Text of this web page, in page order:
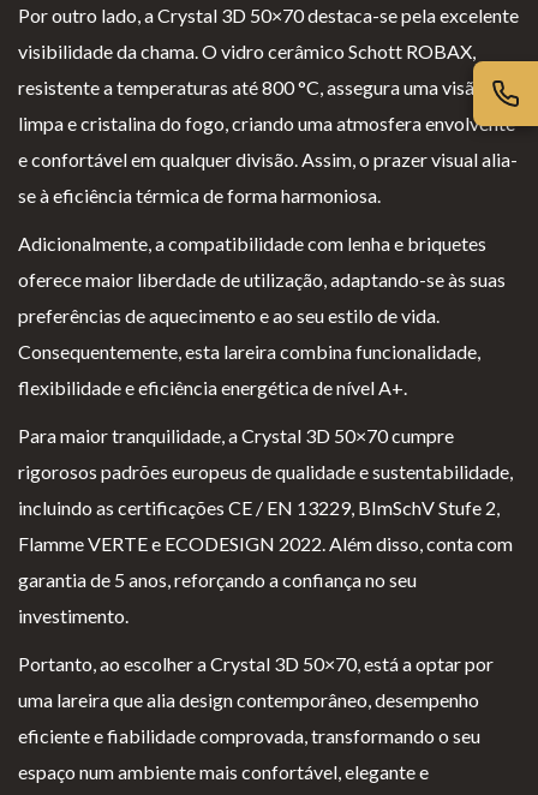
Por outro lado, a Crystal 3D 50×70 destaca-se pela excelente
visibilidade da chama. O vidro cerâmico Schott ROBAX,
resistente a temperaturas até 800 °C, assegura uma visão
limpa e cristalina do fogo, criando uma atmosfera envolvente
e confortável em qualquer divisão. Assim, o prazer visual alia-
se à eficiência térmica de forma harmoniosa.
Adicionalmente, a compatibilidade com lenha e briquetes
oferece maior liberdade de utilização, adaptando-se às suas
preferências de aquecimento e ao seu estilo de vida.
Consequentemente, esta lareira combina funcionalidade,
flexibilidade e eficiência energética de nível A+.
Para maior tranquilidade, a Crystal 3D 50×70 cumpre
rigorosos padrões europeus de qualidade e sustentabilidade,
incluindo as certificações CE / EN 13229, BImSchV Stufe 2,
Flamme VERTE e ECODESIGN 2022. Além disso, conta com
garantia de 5 anos, reforçando a confiança no seu
investimento.
Portanto, ao escolher a Crystal 3D 50×70, está a optar por
uma lareira que alia design contemporâneo, desempenho
eficiente e fiabilidade comprovada, transformando o seu
espaço num ambiente mais confortável, elegante e
ca
d
e
pr
iv
ac
id
ad
e
e
Co
nd
içõ
es
G
er
ais
o
d
e
E
l
o
g
i
o
s
d
e
R
e
cl
a
m
aç
õ
e
s